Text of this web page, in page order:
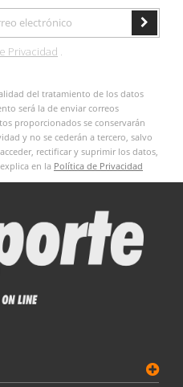
Privacidad .
del tratamiento de los datos
será la de enviar correos
proporcionados se conservarán
y no se cederán a tercero, salvo
rectificar y suprimir los datos,
en la Política de Privacidad